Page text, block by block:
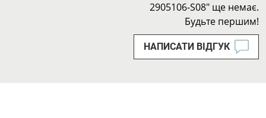
2905106-S08" ще немає.
Будьте першим!
НАПИСАТИ ВІДГУК